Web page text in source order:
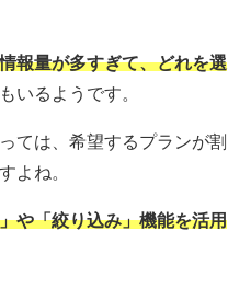
報量が多すぎて、どれを選
いるようです。
ては、希望するプランが割
よね。
や「絞り込み」機能を活用